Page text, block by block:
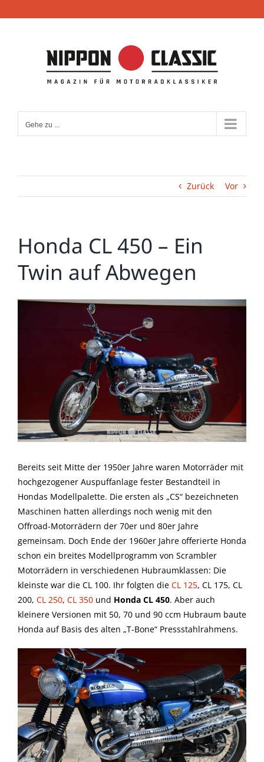
Inhalt
Gehe zu ...
Zurück Vor
Honda CL 450 – Ein
Twin auf Abwegen
Bereits seit Mitte der 1950er Jahre waren Motorräder mit
hochgezogener Auspuffanlage fester Bestandteil in
Hondas Modellpalette. Die ersten als „CS“ bezeichneten
Maschinen hatten allerdings noch wenig mit den
Offroad-Motorrädern der 70er und 80er Jahre
gemeinsam. Doch Ende der 1960er Jahre offerierte Honda
schon ein breites Modellprogramm von Scrambler
Motorrädern in verschiedenen Hubraumklassen: Die
kleinste war die CL 100. Ihr folgten die CL 125, CL 175, CL
200, CL 250, CL 350 und Honda CL 450. Aber auch
kleinere Versionen mit 50, 70 und 90 ccm Hubraum baute
Honda auf Basis des alten „T-Bone“ Pressstahlrahmens.